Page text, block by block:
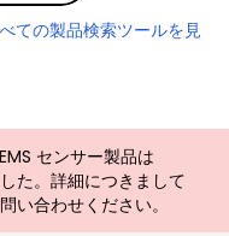
ての製品検索ツールを見
センサー製品は
た。詳細につきまして
合わせください。